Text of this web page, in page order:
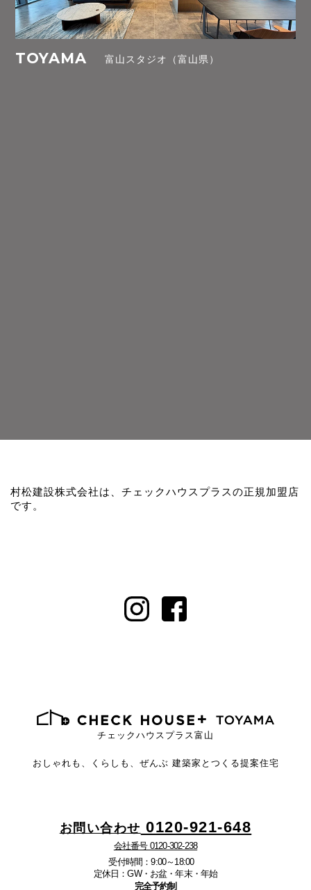
TOYAMA 富山スタジオ（富山県）
村松建設株式会社は、チェックハウスプラスの正規加盟店
です。
チェックハウスプラス富山
おしゃれも、くらしも、ぜんぶ 建築家とつくる提案住宅
お問い合わせ 0120-921-648
会社番号 0120-302-238
受付時間：9:00～18:00
定休日：GW・お盆・年末・年始
完全予約制